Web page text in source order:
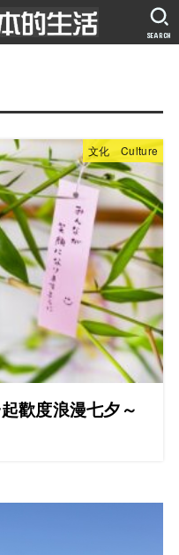
SEARCH
文化 Culture
歡度浪漫七夕～